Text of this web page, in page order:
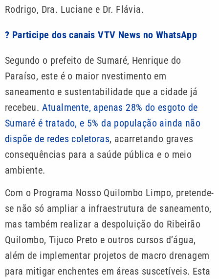
Rodrigo, Dra. Luciane e Dr. Flávia.
? Participe dos canais VTV News no WhatsApp
Segundo o prefeito de Sumaré, Henrique do
Paraíso, este é o maior nvestimento em
saneamento e sustentabilidade que a cidade já
recebeu. Atualmente, apenas 28% do esgoto de
Sumaré é tratado, e 5% da população ainda não
dispõe de redes coletoras, acarretando graves
consequências para a saúde pública e o meio
ambiente.
Com o Programa Nosso Quilombo Limpo, pretende-
se não só ampliar a infraestrutura de saneamento,
mas também realizar a despoluição do Ribeirão
Quilombo, Tijuco Preto e outros cursos d’água,
além de implementar projetos de macro drenagem
para mitigar enchentes em áreas suscetíveis. Esta